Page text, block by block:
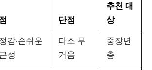
단점
추천 대
상
감·손쉬운
성
다소 무
거움
중장년
층